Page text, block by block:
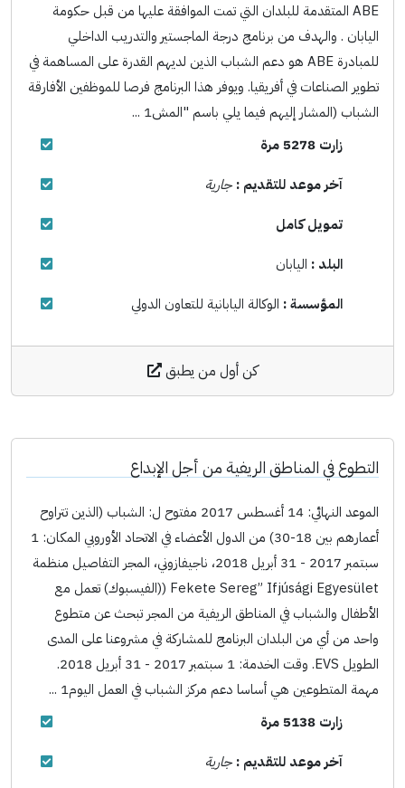
ABE المتقدمة للبلدان التي تمت الموافقة عليها من قبل حكومة
اليابان . والهدف من برنامج درجة الماجستير والتدريب الداخلي
للمبادرة ABE هو دعم الشباب الذين لديهم القدرة على المساهمة في
تطوير الصناعات في أفريقيا. ويوفر هذا البرنامج فرصا للموظفين الأفارقة
الشباب (المشار إليهم فيما يلي باسم "المش1 ...
زارت 5278 مرة
آخر موعد للتقديم : جارية
تمويل كامل
البلد : اليابان
المؤسسة : الوكالة اليابانية للتعاون الدولي
كن أول من يطبق
التطوع في المناطق الريفية من أجل الإبداع
الموعد النهائي: 14 أغسطس 2017 مفتوح ل: الشباب (الذين تتراوح
أعمارهم بين 18-30) من الدول الأعضاء في الاتحاد الأوروبي المكان: 1
سبتمبر 2017 - 31 أبريل 2018، ناجيفازوني، المجر التفاصيل منظمة
Fekete Sereg” Ifjúsági Egyesület ((الفيسبوك) تعمل مع
الأطفال والشباب في المناطق الريفية من المجر تبحث عن متطوع
واحد من أي من البلدان البرنامج للمشاركة في مشروعنا على المدى
الطويل EVS. وقت الخدمة: 1 سبتمبر 2017 - 31 أبريل 2018.
مهمة المتطوعين هي أساسا دعم مركز الشباب في العمل اليوم1 ...
زارت 5138 مرة
آخر موعد للتقديم : جارية